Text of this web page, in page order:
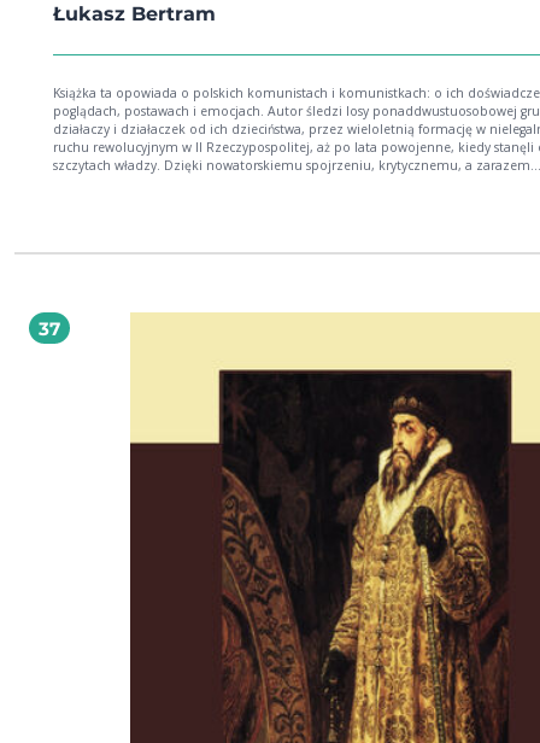
Łukasz Bertram
Książka ta opowiada o polskich komunistach i komunistkach: o ich
poglądach, postawach i emocjach. Autor śledzi losy ponaddwustuosobowej
działaczy i działaczek od ich dzieciństwa, przez wieloletnią formację w
ruchu rewolucyjnym w II Rzeczypospolitej, aż po lata powojenne, kiedy stanęli
szczytach władzy. Dzięki nowatorskiemu spojrzeniu, krytycznemu, a zarazem
stanowi wzorzec dla refleksji nad partiami komunistycznymi w całym regionie.
politycznego, lecz także socjologiczna historia emocji: niepewności, lęku,
resentymentu. Prof.. Padraic Kenney, Indiana University Książka ta jest opracowaniem
niezwykłym z wielu względów. Autor łączy metody socjologiczne ze
łatwych osądów i konkluzji, zachęca natomiast do ich niuansowania. Potrafi
stawiać tezy odważne, wręcz drażniące - jak wtedy, gdy zestawia komunistów z
bohaterami Rodowodów niepokornych. Prof.. Andrzej Friszke, Instytut Studiów
wiedzą na temat polskich komunistów kierujących partią i rządzących
pierwszych latach powojennych. Odkrywa, z jakich środowisk się wywodzili,
książki czytali i z kim się przyjaźnili, przywraca też wagę zatartego w ostatnich
dekadach problemu rewolucji jako doświadczenia pokoleniowego.
jako czytelnicy portret wyjątkowy. Dr hab.. Eryk Krasucki, Uniwersytet
Książka dofinansowana przez Instytut Studiów Społecznych im Profesor
Zajonca UW, wydana wspólnie z Instytutem Studiów Politycznych PAN, we
z Fundacją Kultura Liberalna. Książka zdobyła Nagrodę Historyczną "Polityki" 2023 w
37